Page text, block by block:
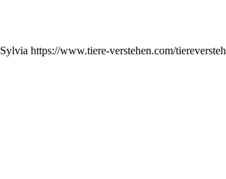
Sylvia https://www.tiere-verstehen.com/